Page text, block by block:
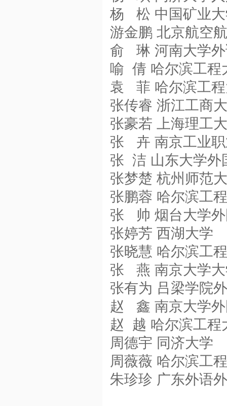
杨 松 中国矿业大
游金鹏 北京航空
俞 琳 河南大学
喻 倩 哈尔滨工程
袁 菲 哈尔滨工程
张传睿 浙江工商
张豪若 上海理工
张 卉 南京工业职
张 洁 山东大学外
张梦楚 杭州师范
张鹏蓉 哈尔滨工
张 帅 烟台大学外
张婷芳 西湖大学
张晓慧 哈尔滨工
张 燕 南京大学大
张有为 吕梁学院
赵 鑫 南京大学
赵 越 哈尔滨工程
周德宇 同济大学
周薇薇 哈尔滨工
朱珍珍 广东外语